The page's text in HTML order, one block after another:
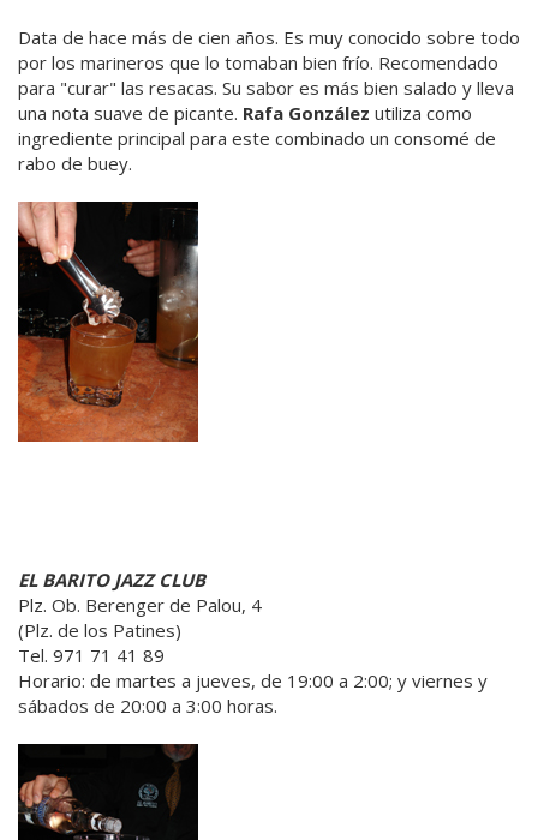
Data de hace más de cien años. Es muy conocido sobre todo
por los marineros que lo tomaban bien frío. Recomendado
para "curar" las resacas. Su sabor es más bien salado y lleva
una nota suave de picante. Rafa González utiliza como
ingrediente principal para este combinado un consomé de
rabo de buey.
EL BARITO JAZZ CLUB
Plz. Ob. Berenger de Palou, 4
(Plz. de los Patines)
Tel. 971 71 41 89
Horario: de martes a jueves, de 19:00 a 2:00; y viernes y
sábados de 20:00 a 3:00 horas.